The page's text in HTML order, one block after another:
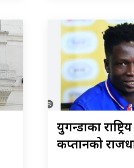
युगन्डाका
कप्तानको